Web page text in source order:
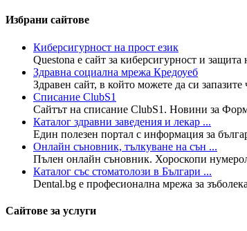
Избрани сайтове
Киберсигурност на прост език
Questona е сайт за киберсигурност и
Здравна социална мрежа Кредоуеб
Здравен сайт, в който можете да си
Списание ClubS1
Сайтът на списание ClubS1. Новини за
Каталог здравни заведения и лекар ...
Един полезен портал с информация за
Онлайн съновник, тълкуване на сън ...
Пълен онлайн съновник. Хороскопи
Каталог със стоматолози в Българи ...
Dental.bg е професионална мрежа за
Сайтове за услуги